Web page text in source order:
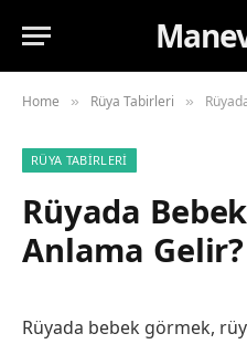
Home » Rüya Tabirleri »
RÜYA TABIRLERI
Rüyada
Anlama Gelir?
Rüyada bebek görmek,